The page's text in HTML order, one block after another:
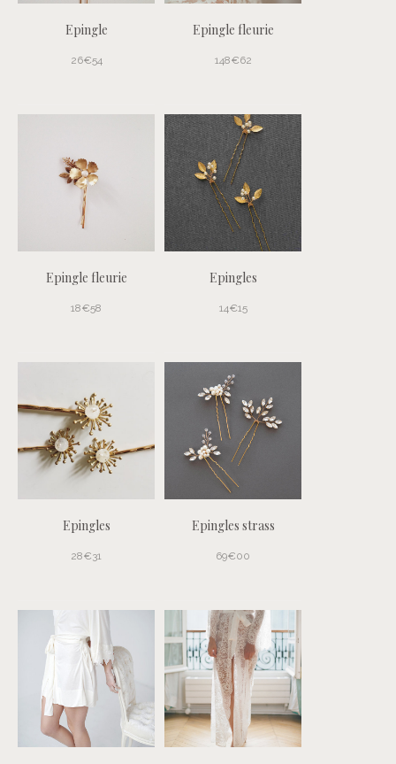
Epingle
26€54
Epingle fleurie
148€62
Epingle fleurie
18€58
Epingles
14€15
Epingles
28€31
Epingles strass
69€00